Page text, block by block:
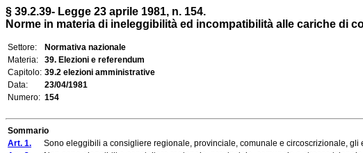
§ 39.2.39- Legge 23 aprile 1981, n. 154.
Norme in materia di ineleggibilità ed incompatibilità alle cariche di
Settore:
Normativa nazionale
Materia:
39. Elezioni e referendum
Capitolo: 39.2 elezioni amministrative
Data:
23/04/1981
Numero: 154
Sommario
Art. 1. Sono eleggibili a consigliere regionale, provinciale, comunale e circoscrizionale, gli